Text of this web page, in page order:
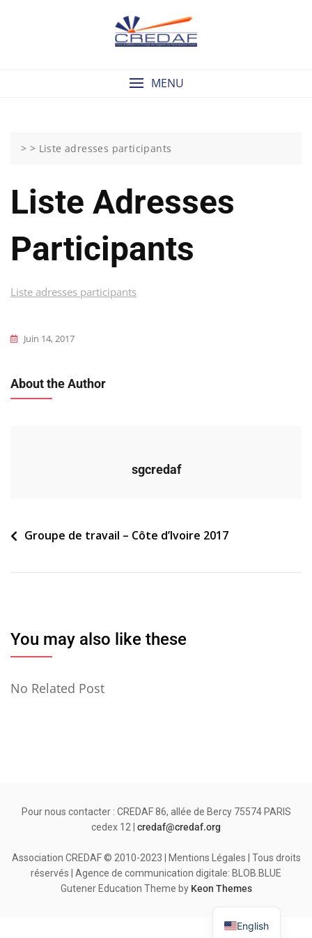
MENU
> > Liste adresses participants
Liste Adresses
Participants
Liste adresses participants
Juin 14, 2017
About the Author
sgcredaf
Navigation
l’article
Groupe de travail – Côte d’Ivoire 2017
You may also like these
No Related Post
Pour nous contacter : CREDAF 86, allée de Bercy 75574 PARIS
cedex 12 | credaf@credaf.org
Association CREDAF © 2010-2023 | Mentions Légales | Tous droits
réservés | Agence de communication digitale: BLOB.BLUE
Gutener Education Theme by Keon Themes
English